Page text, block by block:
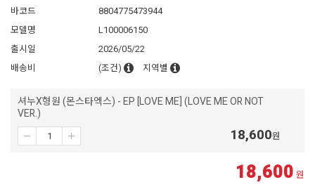
바코드
8804775473944
모델명
L100006150
출시일
2026/05/22
배송비
(조건) 지역별
셔누X형원 (몬스타엑스) - EP [LOVE ME] (LOVE ME OR NOT
VER.)
18,600원
18,600 원